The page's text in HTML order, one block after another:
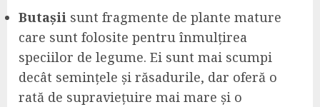
Butașii sunt fragmente de plante mature
care sunt folosite pentru înmulțirea
speciilor de legume. Ei sunt mai scumpi
decât semințele și răsadurile, dar oferă o
rată de supraviețuire mai mare și o